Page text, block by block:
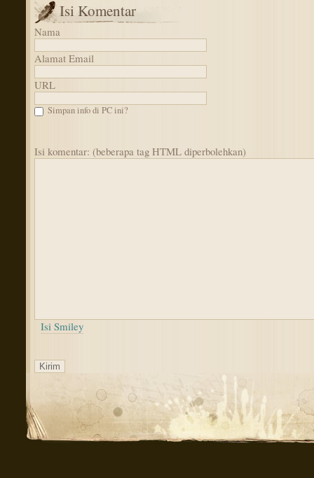
Isi Komentar
Nama
Alamat Email
URL
Simpan info di PC ini?
Isi komentar: (beberapa tag HTML diperbolehkan)
Isi Smiley